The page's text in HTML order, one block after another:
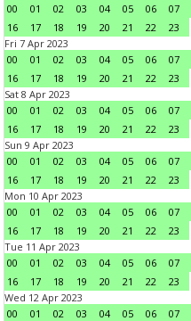
00
01 02 03 04 05 06 07
16
17 18 19 20 21 22
23
Fri 7 Apr 2023
00
01 02 03 04 05 06 07
16
17 18 19 20 21 22
23
Sat 8 Apr 2023
00
01 02 03 04 05 06 07
16
17 18 19 20 21 22
23
Sun 9 Apr 2023
00
01 02 03 04 05 06 07
16
17 18 19 20 21 22
23
Mon 10 Apr 2023
00
01 02 03 04 05 06 07
16
17 18 19 20 21 22
23
Tue 11 Apr 2023
00
01 02 03 04 05 06 07
16
17 18 19 20 21 22
23
Wed 12 Apr 2023
00
01 02 03 04 05 06 07